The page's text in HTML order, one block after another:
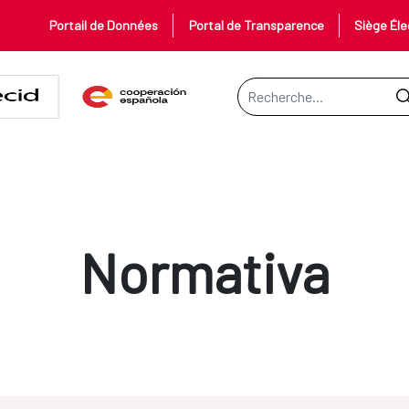
Portail de Données Portal de Transparence Siège
Barre de recherche
Normativa